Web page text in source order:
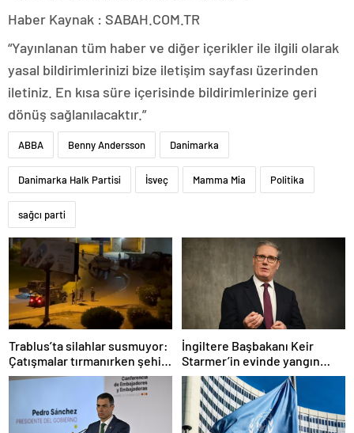
Haber Kaynak : SABAH.COM.TR
“Yayınlanan tüm haber ve diğer içerikler ile ilgili olarak
yasal bildirimlerinizi bize iletişim sayfası üzerinden
iletiniz. En kısa süre içerisinde bildirimlerinize geri
dönüş sağlanılacaktır.”
ABBA Benny Andersson Danimarka
Danimarka Halk Partisi İsveç Mamma Mia Politika
sağcı parti
Trablus’ta silahlar susmuyor:
Çatışmalar tırmanırken şehir
alarmda
İngiltere Başbakanı Keir
Starmer’in evinde yangın
çıktı